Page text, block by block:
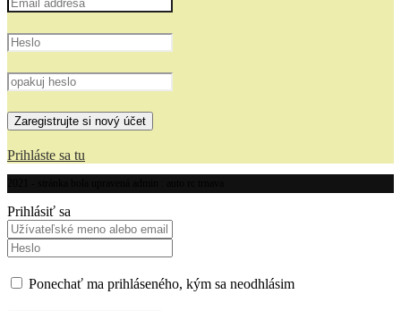
Prihláste sa tu
Prihlásiť sa
Ponechať ma prihláseného, kým sa neodhlásim